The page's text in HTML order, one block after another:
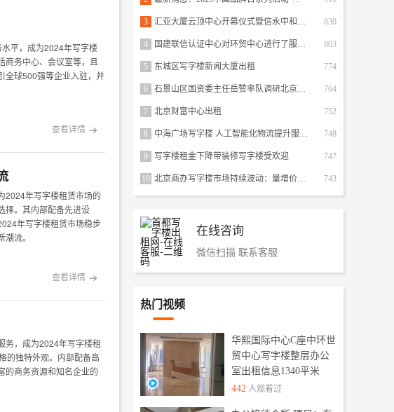
平，成为2024年写字楼
商务中心、会议室等，且
全球500强等企业入驻，并
查看详情 
2024年写字楼租赁市场的
择。其内部配备先进设
年写字楼租赁市场稳步
流。
查看详情 
务，成为2024年写字楼租
的独特外观。内部配备高
的商务资源和知名企业的
3 汇亚大厦云顶中心开幕仪式暨信永中和展厅揭幕活动成功举行 830
4 国建联信认证中心对环贸中心进行了服务认证五星级物业服务 803
5 东城区写字楼新闻大厦出租 774
6 石景山区国资委主任岳赞率队调研北京银行保险产业园 764
7 北京财富中心出租 752
8 中海广场写字楼 人工智能化物流提升服务品质 748
9 写字楼租金下降带装修写字楼受欢迎 747
10 北京商办写字楼市场持续波动：量增价跌与租赁需求减弱的趋势 743
在线咨询
微信扫描 联系客服
热门视频
华熙国际中心C座中环世
贸中心写字楼整层办公
室出租信息1340平米
442 人观看过